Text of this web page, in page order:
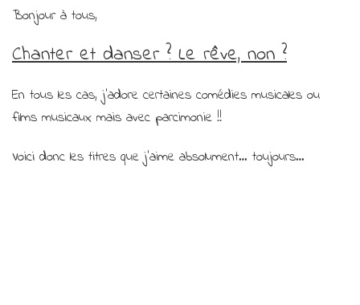
du
jeudi
comédies
!
Bonjour à tous,
Chanter et danser ? Le rêve, non ?
En tous les cas, j’adore certaines comédies musicales ou
films musicaux mais avec parcimonie !!
Voici donc les titres que j’aime absolument… toujours…